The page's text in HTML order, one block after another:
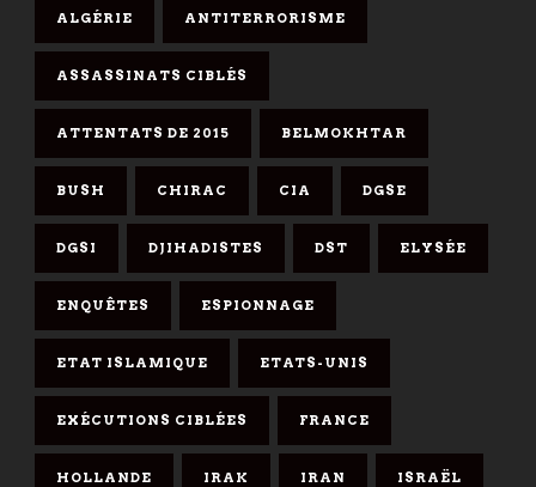
ALGÉRIE ANTITERRORISME
ASSASSINATS CIBLÉS
ATTENTATS DE 2015 BELMOKHTAR
BUSH CHIRAC CIA DGSE
DGSI DJIHADISTES DST ELYSÉE
ENQUÊTES ESPIONNAGE
ETAT ISLAMIQUE ETATS-UNIS
EXÉCUTIONS CIBLÉES FRANCE
HOLLANDE IRAK IRAN ISRAËL